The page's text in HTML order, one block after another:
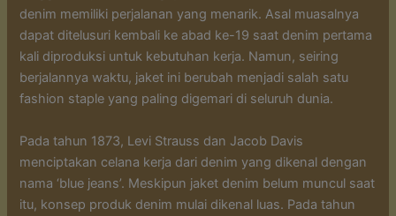
denim memiliki perjalanan yang menarik. Asal muasalnya
dapat ditelusuri kembali ke abad ke-19 saat denim pertama
kali diproduksi untuk kebutuhan kerja. Namun, seiring
berjalannya waktu, jaket ini berubah menjadi salah satu
fashion staple yang paling digemari di seluruh dunia.
Pada tahun 1873, Levi Strauss dan Jacob Davis
menciptakan celana kerja dari denim yang dikenal dengan
nama ‘blue jeans’. Meskipun jaket denim belum muncul saat
itu, konsep produk denim mulai dikenal luas. Pada tahun